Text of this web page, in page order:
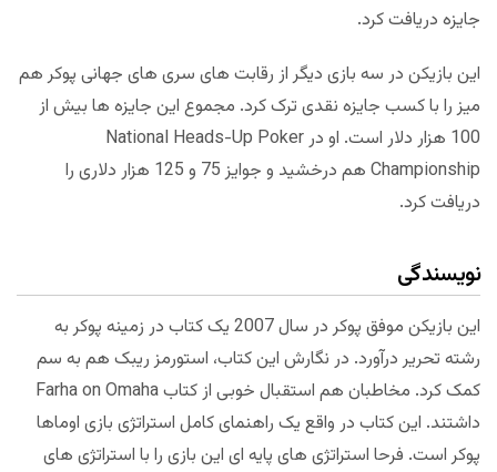
جایزه دریافت کرد.
این بازیکن در سه بازی دیگر از رقابت های سری های جهانی پوکر هم
میز را با کسب جایزه نقدی ترک کرد. مجموع این جایزه ها بیش از
100 هزار دلار است. او در National Heads-Up Poker
Championship هم درخشید و جوایز 75 و 125 هزار دلاری را
دریافت کرد.
نویسندگی
این بازیکن موفق پوکر در سال 2007 یک کتاب در زمینه پوکر به
رشته تحریر درآورد. در نگارش این کتاب، استورمز ریبک هم به سم
کمک کرد. مخاطبان هم استقبال خوبی از کتاب Farha on Omaha
داشتند. این کتاب در واقع یک راهنمای کامل استراتژی بازی اوماها
پوکر است. فرحا استراتژی های پایه ای این بازی را با استراتژی های